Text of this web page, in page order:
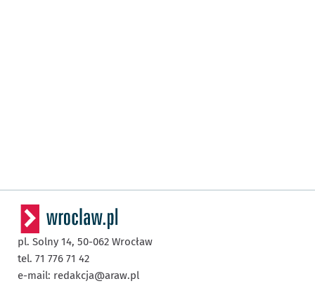
pl. Solny 14, 50-062 Wrocław
tel. 71 776 71 42
e-mail: redakcja@araw.pl